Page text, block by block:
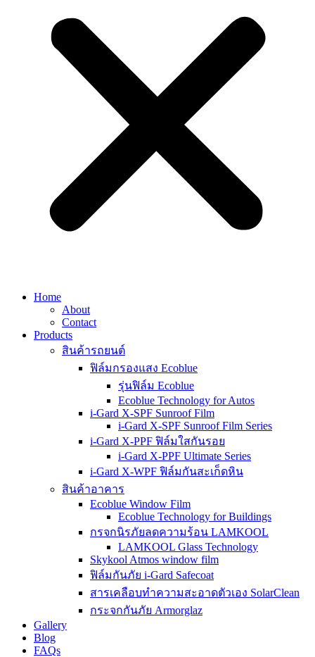
Home
About
Contact
Products
สินค้ารถยนต์
ฟิล์มกรองแสง Ecoblue
รุ่นฟิล์ม Ecoblue
Ecoblue Technology for Autos
i-Gard X-SPF Sunroof Film
i-Gard X-SPF Sunroof Film Series
i-Gard X-PPF ฟิล์มใสกันรอย
i-Gard X-PPF Ultimate Series
i-Gard X-WPF ฟิล์มกันสะเก็ดหิน
สินค้าอาคาร
Ecoblue Window Film
Ecoblue Technology for Buildings
กรจกนิรภัยลดความร้อน LAMKOOL
LAMKOOL Glass Technology
Skykool Atmos window film
ฟิล์มกันภัย i-Gard Safecoat
สารเคลือบทำความสะอาดตัวเอง SolarClean
กระจกกันภัย Armorglaz
Gallery
Blog
FAQs